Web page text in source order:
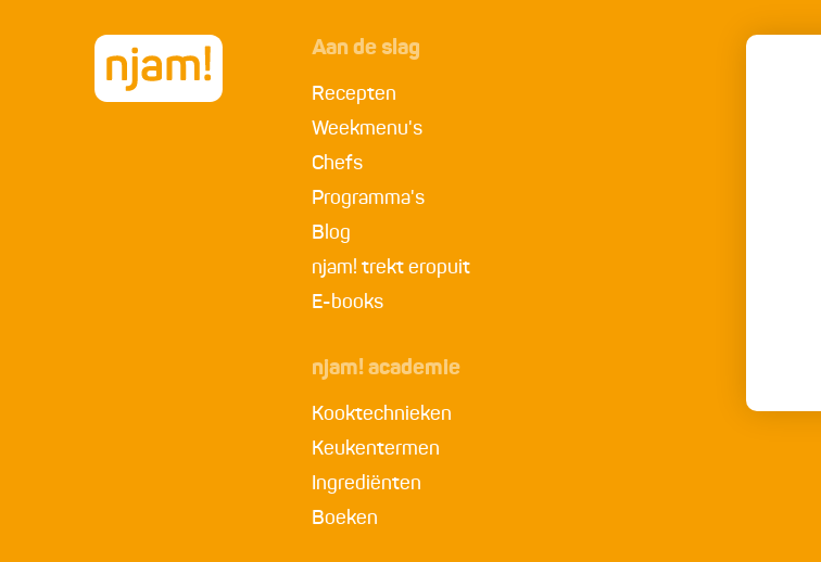
Aan de slag
Recepten
Weekmenu's
Chefs
Programma's
Blog
njam! trekt eropuit
E-books
njam! academie
Kooktechnieken
Keukentermen
Ingrediënten
Boeken